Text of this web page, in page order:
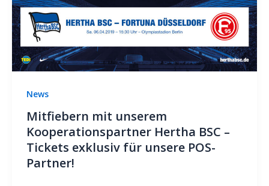
News
Mitfiebern mit unserem
Kooperationspartner Hertha BSC –
Tickets exklusiv für unsere POS-
Partner!